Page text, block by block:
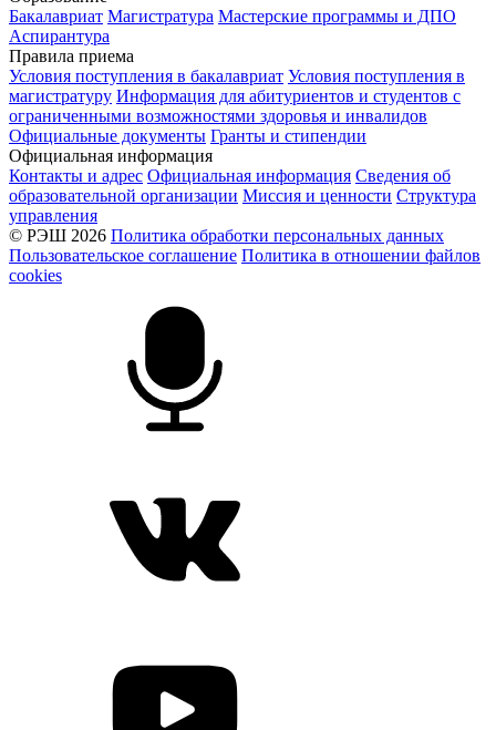
Бакалавриат Магистратура Мастерские программы и ДПО
Аспирантура
Правила приема
Условия поступления в бакалавриат Условия поступления в
магистратуру Информация для абитуриентов и студентов с
ограниченными возможностями здоровья и инвалидов
Официальные документы Гранты и стипендии
Официальная информация
Контакты и адрес Официальная информация Сведения об
образовательной организации Миссия и ценности Структура
управления
© РЭШ 2026 Политика обработки персональных данных
Пользовательское соглашение Политика в отношении файлов
cookies